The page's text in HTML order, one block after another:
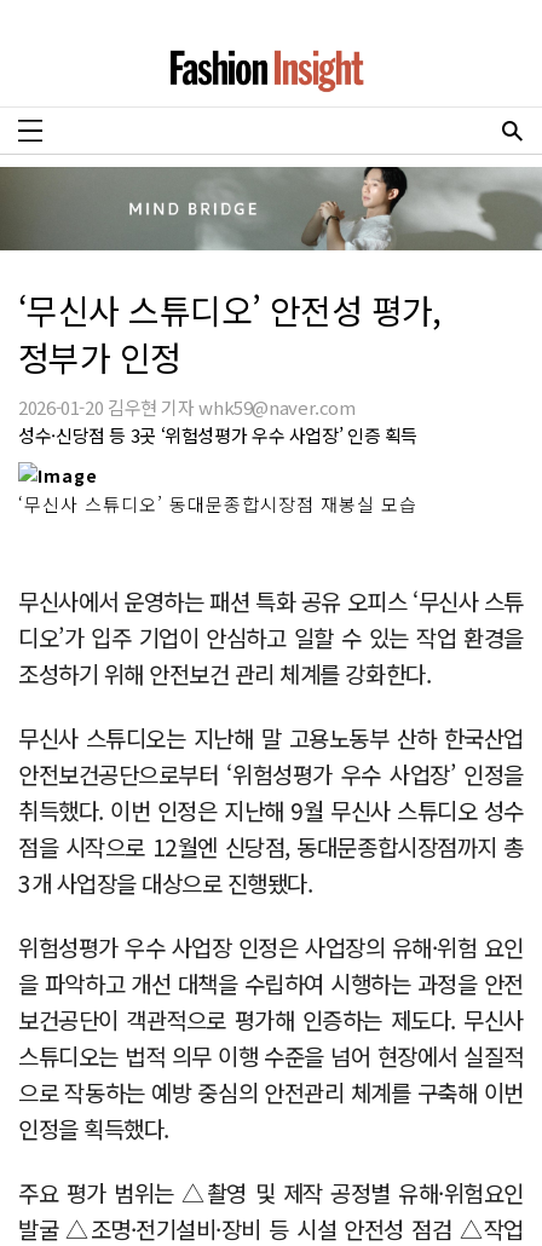
‘무신사 스튜디오’ 안전성 평가,
정부가 인정
2026-01-20 김우현 기자 whk59@naver.com
성수·신당점 등 3곳 ‘위험성평가 우수 사업장’ 인증 획득
‘무신사 스튜디오’ 동대문종합시장점 재봉실 모습
무신사에서 운영하는 패션 특화 공유 오피스 ‘무신사 스튜
디오’가 입주 기업이 안심하고 일할 수 있는 작업 환경을
조성하기 위해 안전보건 관리 체계를 강화한다.
무신사 스튜디오는 지난해 말 고용노동부 산하 한국산업
안전보건공단으로부터 ‘위험성평가 우수 사업장’ 인정을
취득했다. 이번 인정은 지난해 9월 무신사 스튜디오 성수
점을 시작으로 12월엔 신당점, 동대문종합시장점까지 총
3개 사업장을 대상으로 진행됐다.
위험성평가 우수 사업장 인정은 사업장의 유해·위험 요인
을 파악하고 개선 대책을 수립하여 시행하는 과정을 안전
보건공단이 객관적으로 평가해 인증하는 제도다. 무신사
스튜디오는 법적 의무 이행 수준을 넘어 현장에서 실질적
으로 작동하는 예방 중심의 안전관리 체계를 구축해 이번
인정을 획득했다.
주요 평가 범위는 △촬영 및 제작 공정별 유해·위험요인
발굴 △조명·전기설비·장비 등 시설 안전성 점검 △작업